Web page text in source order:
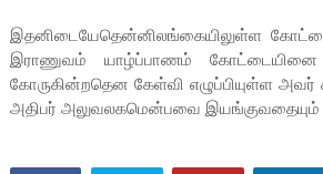
இதனிடையேதென்னிலங்கையிலுள்ள
இராணுவம் யாழ்ப்பாணம்
கோருகின்றதென கேள்வி எழுப்பியுள்ள
அதிபர் அலுவலகமென்பவை இயங்குவதையும்